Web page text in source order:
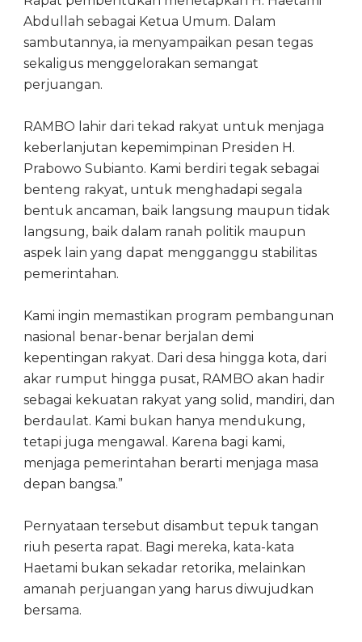
Abdullah sebagai Ketua Umum. Dalam
sambutannya, ia menyampaikan pesan tegas
sekaligus menggelorakan semangat
perjuangan.
RAMBO lahir dari tekad rakyat untuk menjaga
keberlanjutan kepemimpinan Presiden H.
Prabowo Subianto. Kami berdiri tegak sebagai
benteng rakyat, untuk menghadapi segala
bentuk ancaman, baik langsung maupun tidak
langsung, baik dalam ranah politik maupun
aspek lain yang dapat mengganggu stabilitas
pemerintahan.
Kami ingin memastikan program pembangunan
nasional benar-benar berjalan demi
kepentingan rakyat. Dari desa hingga kota, dari
akar rumput hingga pusat, RAMBO akan hadir
sebagai kekuatan rakyat yang solid, mandiri, dan
berdaulat. Kami bukan hanya mendukung,
tetapi juga mengawal. Karena bagi kami,
menjaga pemerintahan berarti menjaga masa
depan bangsa.”
Pernyataan tersebut disambut tepuk tangan
riuh peserta rapat. Bagi mereka, kata-kata
Haetami bukan sekadar retorika, melainkan
amanah perjuangan yang harus diwujudkan
bersama.